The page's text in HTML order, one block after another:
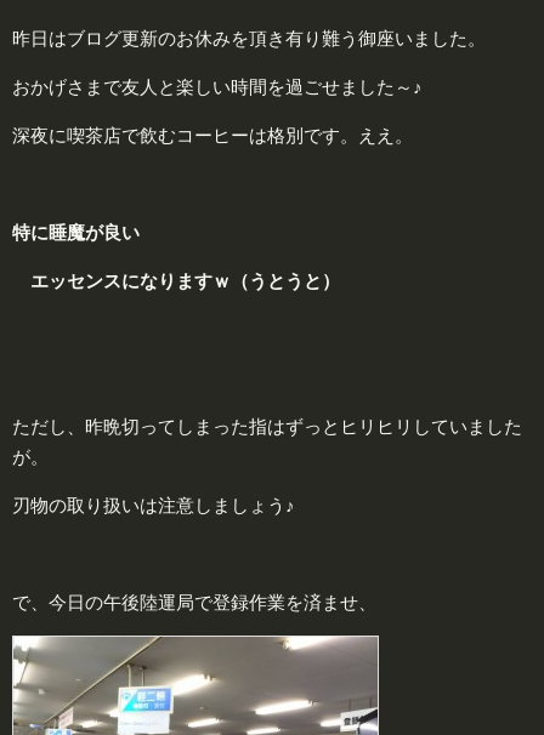
昨日はブログ更新のお休みを頂き有り難う御座いました。
おかげさまで友人と楽しい時間を過ごせました～♪
深夜に喫茶店で飲むコーヒーは格別です。ええ。
特に睡魔が良い
エッセンスになりますｗ（うとうと）
ただし、昨晩切ってしまった指はずっとヒリヒリしていました
が。
刃物の取り扱いは注意しましょう♪
で、今日の午後陸運局で登録作業を済ませ、